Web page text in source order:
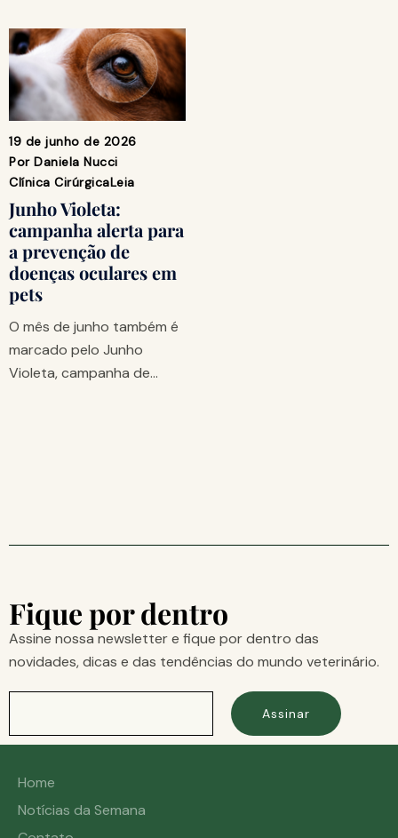
19 de junho de 2026
Por Daniela Nucci
Clínica CirúrgicaLeia
Junho Violeta:
campanha alerta para
a prevenção de
doenças oculares em
pets
O mês de junho também é
marcado pelo Junho
Violeta, campanha de…
Fique por dentro
Assine nossa newsletter e fique por dentro das
novidades, dicas e das tendências do mundo veterinário.
Assinar
Home
Notícias da Semana